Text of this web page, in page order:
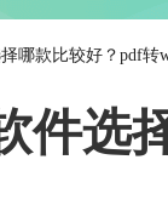
哪款比较好？pdf转
件选